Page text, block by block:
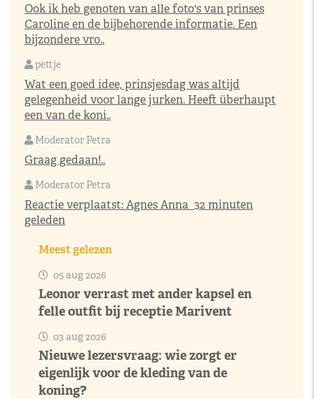
Ook ik heb genoten van alle foto's van prinses
Caroline en de bijbehorende informatie. Een
bijzondere vro..
pettje
Wat een goed idee, prinsjesdag was altijd
gelegenheid voor lange jurken. Heeft überhaupt
een van de koni..
Moderator Petra
Graag gedaan!..
Moderator Petra
Reactie verplaatst:Agnes Anna 32 minuten
geleden
Meest gelezen
05 aug 2026
Leonor verrast met ander kapsel en
felle outfit bij receptie Marivent
03 aug 2026
Nieuwe lezersvraag: wie zorgt er
eigenlijk voor de kleding van de
koning?